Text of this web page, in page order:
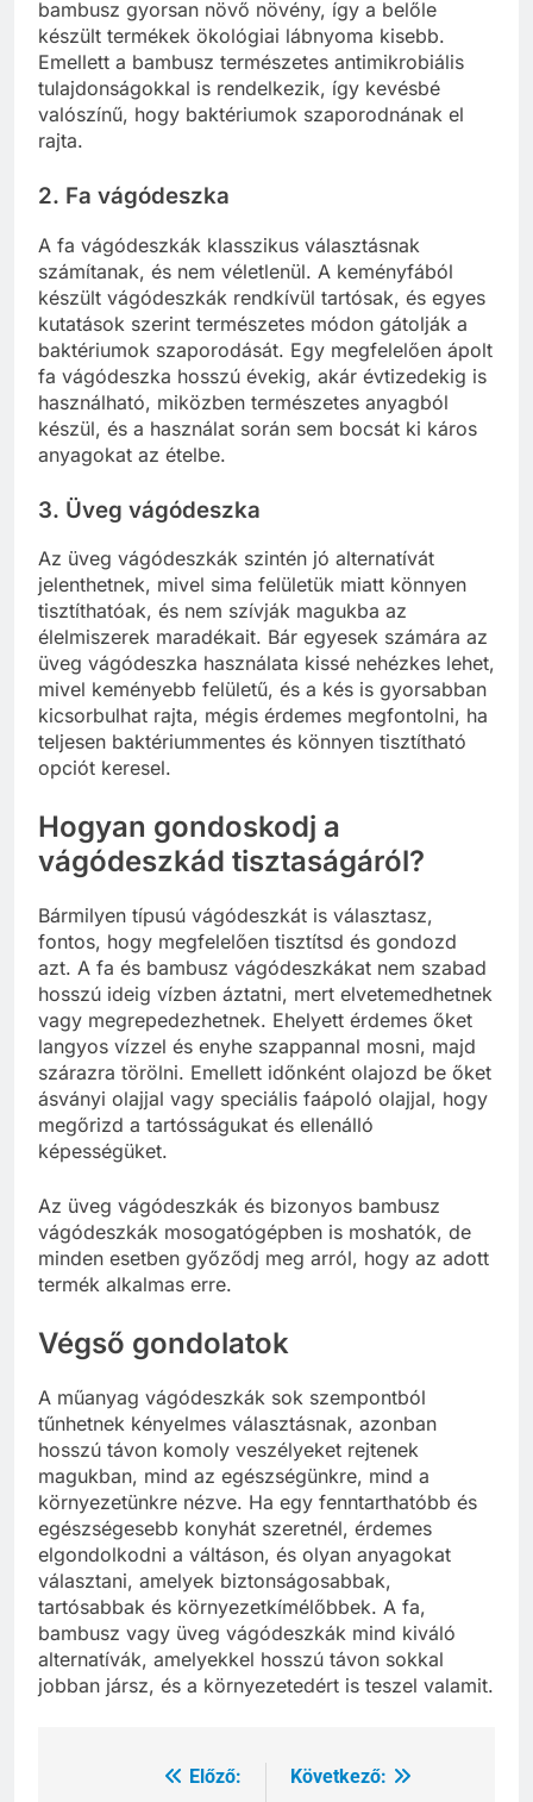
bambusz gyorsan növő növény, így a belőle
készült termékek ökológiai lábnyoma kisebb.
Emellett a bambusz természetes antimikrobiális
tulajdonságokkal is rendelkezik, így kevésbé
valószínű, hogy baktériumok szaporodnának el
rajta.
2. Fa vágódeszka
A fa vágódeszkák klasszikus választásnak
számítanak, és nem véletlenül. A keményfából
készült vágódeszkák rendkívül tartósak, és egyes
kutatások szerint természetes módon gátolják a
baktériumok szaporodását. Egy megfelelően ápolt
fa vágódeszka hosszú évekig, akár évtizedekig is
használható, miközben természetes anyagból
készül, és a használat során sem bocsát ki káros
anyagokat az ételbe.
3. Üveg vágódeszka
Az üveg vágódeszkák szintén jó alternatívát
jelenthetnek, mivel sima felületük miatt könnyen
tisztíthatóak, és nem szívják magukba az
élelmiszerek maradékait. Bár egyesek számára az
üveg vágódeszka használata kissé nehézkes lehet,
mivel keményebb felületű, és a kés is gyorsabban
kicsorbulhat rajta, mégis érdemes megfontolni, ha
teljesen baktériummentes és könnyen tisztítható
opciót keresel.
Hogyan gondoskodj a
vágódeszkád tisztaságáról?
Bármilyen típusú vágódeszkát is választasz,
fontos, hogy megfelelően tisztítsd és gondozd
azt. A fa és bambusz vágódeszkákat nem szabad
hosszú ideig vízben áztatni, mert elvetemedhetnek
vagy megrepedezhetnek. Ehelyett érdemes őket
langyos vízzel és enyhe szappannal mosni, majd
szárazra törölni. Emellett időnként olajozd be őket
ásványi olajjal vagy speciális faápoló olajjal, hogy
megőrizd a tartósságukat és ellenálló
képességüket.
Az üveg vágódeszkák és bizonyos bambusz
vágódeszkák mosogatógépben is moshatók, de
minden esetben győződj meg arról, hogy az adott
termék alkalmas erre.
Végső gondolatok
A műanyag vágódeszkák sok szempontból
tűnhetnek kényelmes választásnak, azonban
hosszú távon komoly veszélyeket rejtenek
magukban, mind az egészségünkre, mind a
környezetünkre nézve. Ha egy fenntarthatóbb és
egészségesebb konyhát szeretnél, érdemes
elgondolkodni a váltáson, és olyan anyagokat
választani, amelyek biztonságosabbak,
tartósabbak és környezetkímélőbbek. A fa,
bambusz vagy üveg vágódeszkák mind kiváló
alternatívák, amelyekkel hosszú távon sokkal
jobban jársz, és a környezetedért is teszel valamit.
BejegyzésElőző:
Következő: